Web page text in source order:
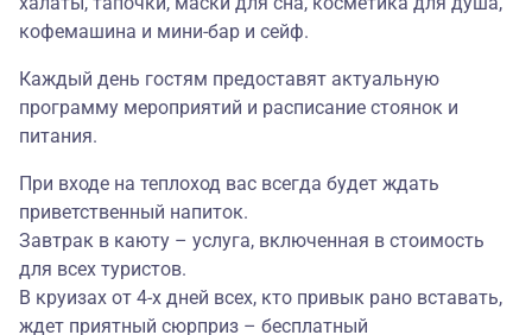
кофемашина и мини-бар и сейф.
Каждый день гостям предоставят актуальную
программу мероприятий и расписание стоянок и
питания.
При входе на теплоход вас всегда будет ждать
приветственный напиток.
Завтрак в каюту – услуга, включенная в стоимость
для всех туристов.
В круизах от 4-х дней всех, кто привык рано вставать,
ждет приятный сюрприз – бесплатный